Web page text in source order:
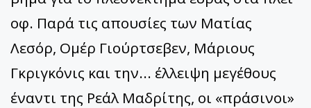
οφ. Παρά τις απουσίες των Ματίας
Λεσόρ, Ομέρ Γιούρτσεβεν, Μάριους
Γκριγκόνις και την... έλλειψη μεγέθους
έναντι της Ρεάλ Μαδρίτης, οι «πράσινοι»